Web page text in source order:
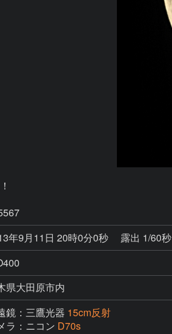
年9月11日 20時0分0秒
露出 1/60秒
県大田原市内
鏡：三鷹光器 15cm反射
ラ：ニコン D70s